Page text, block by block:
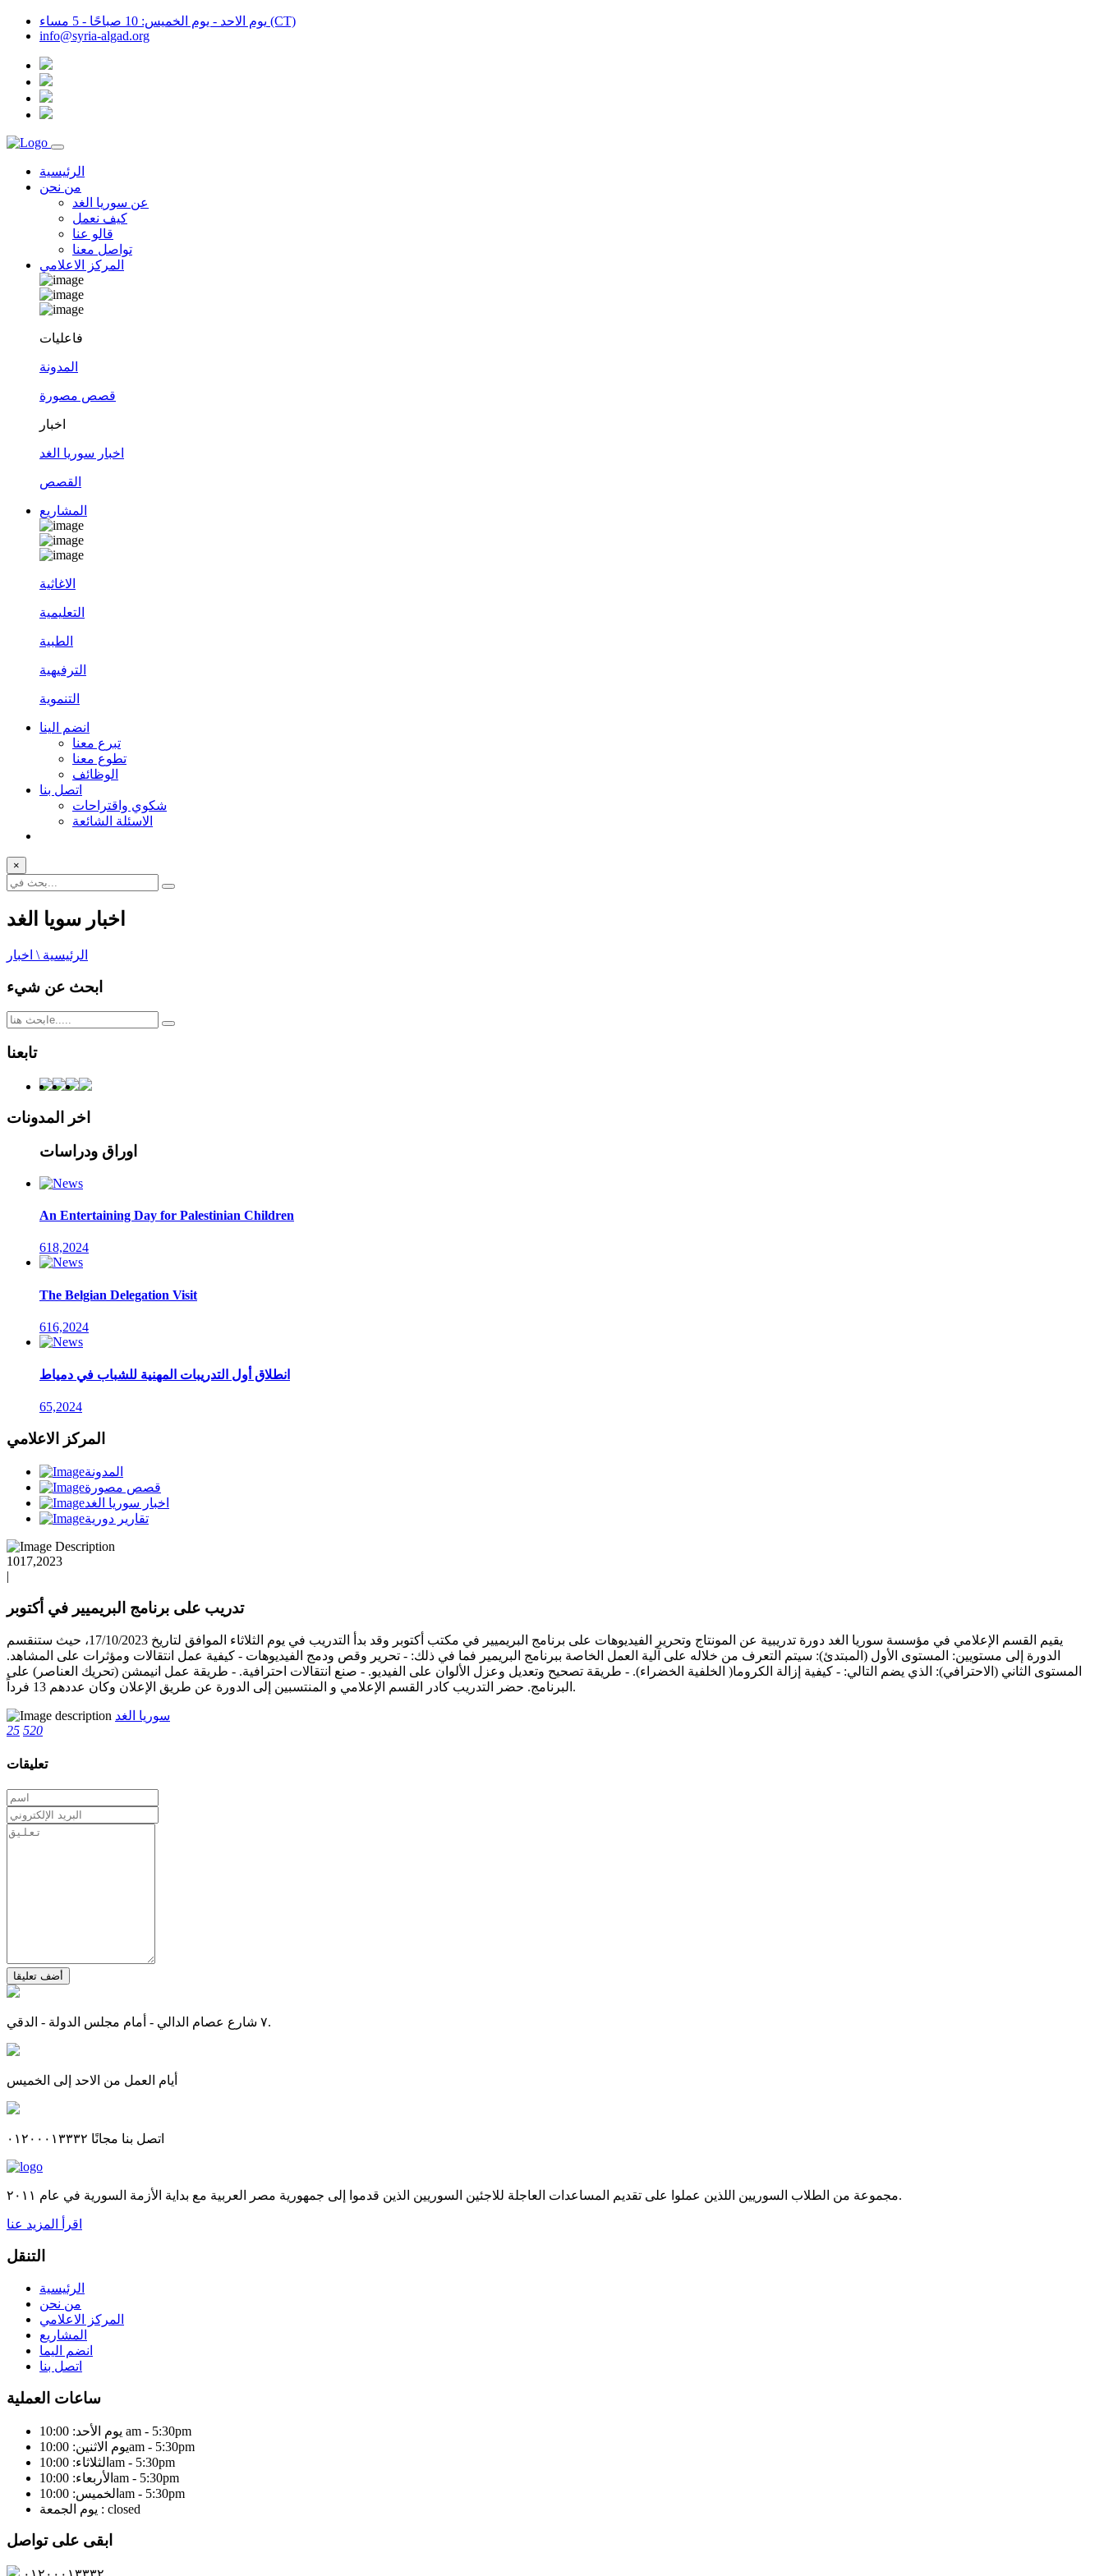
يوم الاحد - يوم الخميس: 10 صباحًا - 5 مساء (CT)
info@syria-algad.org
الرئيسية
من نحن
عن سوريا الغد
كيف نعمل
قالو عنا
تواصل معنا
المركز الاعلامي
فاعليات
المدونة
قصص مصورة
اخبار
اخبار سوريا الغد
القصص
المشاريع
الاغاثية
التعليمية
الطبية
الترفيهية
التنموية
انضم الينا
تبرع معنا
تطوع معنا
الوظائف
اتصل بنا
شكوي واقتراحات
الاسئلة الشائعة
×
اخبار سويا الغد
الرئيسية \ اخبار
ابحث عن شيء
تابعنا
اخر المدونات
اوراق ودراسات
An Entertaining Day for Palestinian Children
618,2024
The Belgian Delegation Visit
616,2024
انطلاق أول التدريبات المهنية للشباب في دمياط
65,2024
المركز الاعلامي
المدونة
قصص مصورة
اخبار سوريا الغد
تقارير دورية
1017,2023
|
تدريب على برنامج البريميير في أكتوبر
يقيم القسم الإعلامي في مؤسسة سوريا الغد دورة تدريبية عن المونتاج وتحرير الفيديوهات على برنامج البريميير في مكتب أكتوبر وقد بدأ التدريب في يوم الثلاثاء الموافق لتاريخ 17/10/2023، حيث ستنقسم
الدورة إلى مستويين: المستوى الأول (المبتدئ): سيتم التعرف من خلاله على آلية العمل الخاصة ببرنامج البريمير فما في ذلك: - تحرير وقص ودمج الفيديوهات - كيفية عمل انتقالات ومؤثرات على المشاهد.
المستوى الثاني (الاحترافي): الذي يضم التالي: - كيفية إزالة الكروما( الخلفية الخضراء). - طريقة تصحيح وتعديل وعزل الألوان على الفيديو. - صنع انتقالات احترافية. - طريقة عمل انيمشن (تحريك العناصر) على
البرنامج. حضر التدريب كادر القسم الإعلامي و المنتسبين إلى الدورة عن طريق الإعلان وكان عددهم 13 فرداً.
سوريا الغد
25 520
تعليقات
أضف تعليقا
٧ شارع عصام الدالي - أمام مجلس الدولة - الدقي.
أيام العمل من الاحد إلى الخميس
اتصل بنا مجانًا ٠١٢٠٠٠١٣٣٣٢
مجموعة من الطلاب السوريين اللذين عملوا على تقديم المساعدات العاجلة للاجئين السوريين الذين قدموا إلى جمهورية مصر العربية مع بداية الأزمة السورية في عام ٢٠١١.
اقرأ المزيد عنا
التنقل
الرئيسية
من نحن
المركز الاعلامي
المشاريع
انضم اليما
اتصل بنا
ساعات العملية
يوم الأحد: 10:00 am - 5:30pm
يوم الاثنين: 10:00am - 5:30pm
الثلاثاء: 10:00am - 5:30pm
الأربعاء: 10:00am - 5:30pm
الخميس: 10:00am - 5:30pm
يوم الجمعة : closed
ابقى على تواصل